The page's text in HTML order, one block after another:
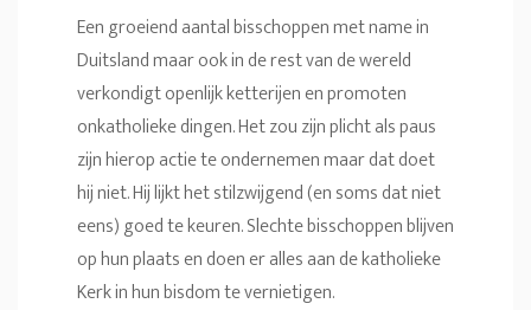
Een groeiend aantal bisschoppen met name in
Duitsland maar ook in de rest van de wereld
verkondigt openlijk ketterijen en promoten
onkatholieke dingen. Het zou zijn plicht als paus
zijn hierop actie te ondernemen maar dat doet
hij niet. Hij lijkt het stilzwijgend (en soms dat niet
eens) goed te keuren. Slechte bisschoppen blijven
op hun plaats en doen er alles aan de katholieke
Kerk in hun bisdom te vernietigen.